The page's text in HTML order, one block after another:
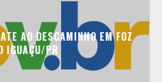
AO DESCAMINHO EM FOZ
IGUAÇU/PR